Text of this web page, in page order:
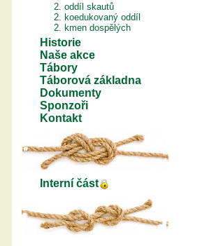
2. oddíl skautů
2. koedukovaný oddíl
2. kmen dospělých
Historie
Naše akce
Tábory
Táborová základna
Dokumenty
Sponzoři
Kontakt
Interní část